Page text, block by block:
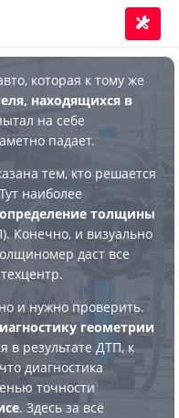
которая к тому же
находящихся в
на себе
падает.
тем, кто решается
наиболее
толщины
Конечно, и визуально
даст все
и нужно проверить.
геометрии
в результате ДТП, к
диагностика
точности
. Здесь за всё